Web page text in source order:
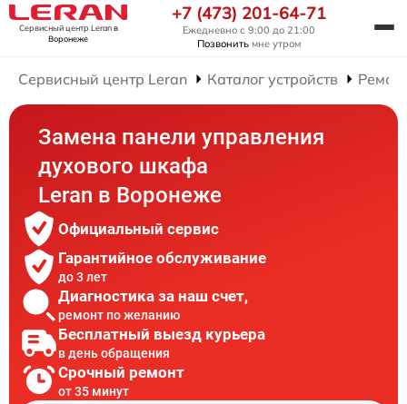
Сервисный центр Leranв
Воронеже
+7 (473) 201-64-71
Ежедневно с 9:00 до 21:00
Позвонить мне утром
Сервисный центр Leran Каталог устройств
Замена панели управления
духового шкафа
Leran в Воронеже
Официальный сервис
Гарантийное обслуживание
до 3 лет
Диагностика за наш счет,
ремонт по желанию
Бесплатный выезд курьера
в день обращения
Срочный ремонт
от 35 минут